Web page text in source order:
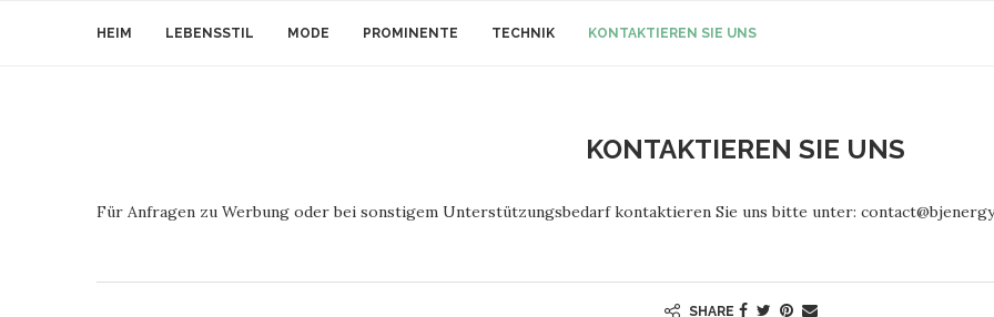
HEIM LEBENSSTIL MODE PROMINENTE TECHNIK KONTAKTIEREN SIE UNS
KONTAKTIEREN SIE UNS
Für Anfragen zu Werbung oder bei sonstigem Unterstützungsbedarf kontaktieren Sie uns bitte unter:
SHARE